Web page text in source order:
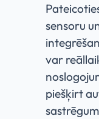
sensoru
var
piešķirt